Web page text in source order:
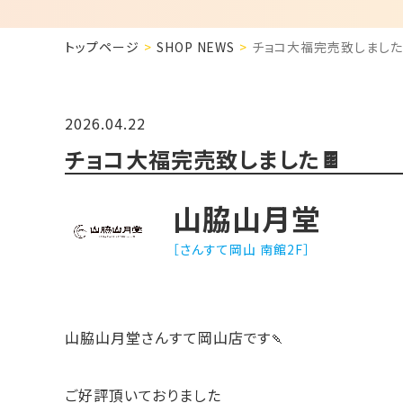
トップページ SHOP NEWS チョコ大福完売致しまし
2026.04.22
チョコ大福完売致しました🍫
山脇山月堂
［さんすて岡山 南館2F］
山脇山月堂さんすて岡山店です🍡
ご好評頂いておりました